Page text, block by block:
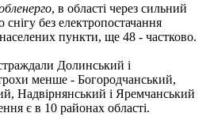
, в області через сильний
без електропостачання
пункти, ще 48 - частково.
Долинський і
менше - Богородчанський,
Надвірнянський і Яремчанський
є в 10 районах області.